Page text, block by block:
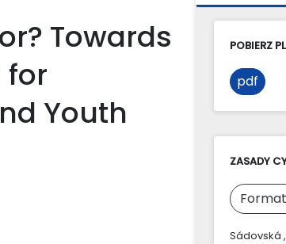
Towards
for
Youth
POBIERZ
pdf
ZASADY
Sádovská